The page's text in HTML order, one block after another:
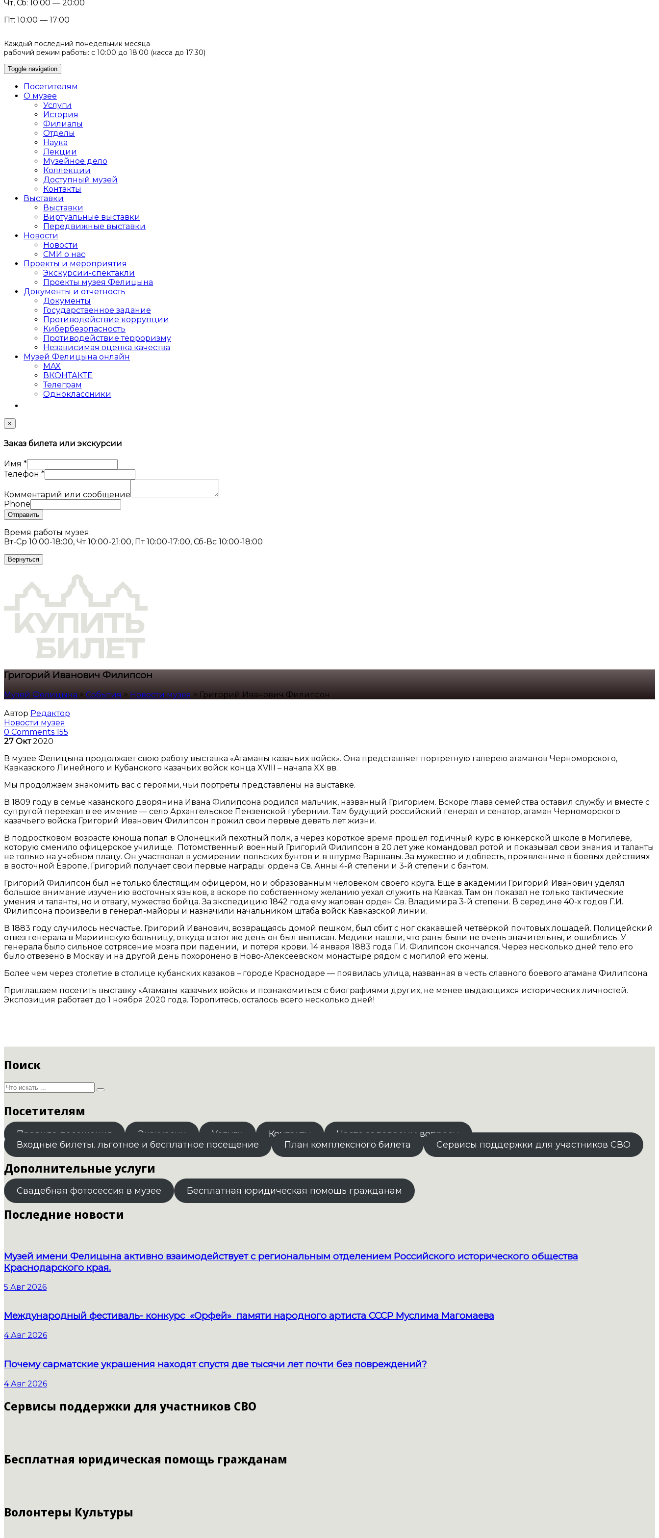
Чт, Сб: 10:00 — 20:00
Пт: 10:00 — 17:00
Каждый последний понедельник месяца
рабочий режим работы: с 10:00 до 18:00 (касса до 17:30)
Toggle navigation
Посетителям
О музее
Услуги
История
Филиалы
Отделы
Наука
Лекции
Музейное дело
Коллекции
Доступный музей
Контакты
Выставки
Выставки
Виртуальные выставки
Передвижные выставки
Новости
Новости
СМИ о нас
Проекты и мероприятия
Экскурсии-спектакли
Проекты музея Фелицына
Документы и отчетность
Документы
Государственное задание
Противодействие коррупции
Кибер­безопасность
Противодействие терроризму
Независимая оценка качества
Музей Фелицына онлайн
MAX
ВКОНТАКТЕ
Телеграм
Одноклассники
×
Заказ билета или экскурсии
Имя *
Телефон *
Комментарий или сообщение
Phone
Отправить
Время работы музея:
Вт-Ср 10:00-18:00, Чт 10:00-21:00, Пт 10:00-17:00, Сб-Вс 10:00-18:00
Вернуться
Григорий Иванович Филипсон
Музей Фелицына > События > Новости музея > Григорий Иванович Филипсон
Автор Редактор
Новости музея
0 Comments 155
27 Окт2020
В музее Фелицына продолжает свою работу выставка «Атаманы казачьих войск». Она представляет портретную галерею атаманов Черноморского,
Кавказского Линейного и Кубанского казачьих войск конца XVIII – начала XX вв.
Мы продолжаем знакомить вас с героями, чьи портреты представлены на выставке.
В 1809 году в семье казанского дворянина Ивана Филипсона родился мальчик, названный Григорием. Вскоре глава семейства оставил службу и вместе с
супругой переехал в ее имение — село Архангельское Пензенской губернии. Там будущий российский генерал и сенатор, атаман Черноморского
казачьего войска Григорий Иванович Филипсон прожил свои первые девять лет жизни.
В подростковом возрасте юноша попал в Олонецкий пехотный полк, а через короткое время прошел годичный курс в юнкерской школе в Могилеве,
которую сменило офицерское училище. Потомственный военный Григорий Филипсон в 20 лет уже командовал ротой и показывал свои знания и таланты
не только на учебном плацу. Он участвовал в усмирении польских бунтов и в штурме Варшавы. За мужество и доблесть, проявленные в боевых действиях
в восточной Европе, Григорий получает свои первые награды: ордена Св. Анны 4-й степени и 3-й степени с бантом.
Григорий Филипсон был не только блестящим офицером, но и образованным человеком своего круга. Еще в академии Григорий Иванович уделял
большое внимание изучению восточных языков, а вскоре по собственному желанию уехал служить на Кавказ. Там он показал не только тактические
умения и таланты, но и отвагу, мужество бойца. За экспедицию 1842 года ему жалован орден Св. Владимира 3-й степени. В середине 40-х годов Г.И.
Филипсона произвели в генерал-майоры и назначили начальником штаба войск Кавказской линии.
В 1883 году случилось несчастье. Григорий Иванович, возвращаясь домой пешком, был сбит с ног скакавшей четвёркой почтовых лошадей. Полицейский
отвез генерала в Мариинскую больницу, откуда в этот же день он был выписан. Медики нашли, что раны были не очень значительны, и ошиблись. У
генерала было сильное сотрясение мозга при падении, и потеря крови. 14 января 1883 года Г.И. Филипсон скончался. Через несколько дней тело его
было отвезено в Москву и на другой день похоронено в Ново-Алексеевском монастыре рядом с могилой его жены.
Более чем через столетие в столице кубанских казаков – городе Краснодаре — появилась улица, названная в честь славного боевого атамана Филипсона.
Приглашаем посетить выставку «Атаманы казачьих войск» и познакомиться с биографиями других, не менее выдающихся исторических личностей.
Экспозиция работает до 1 ноября 2020 года. Торопитесь, осталось всего несколько дней!
Поиск
Посетителям
Правила посещения Экскурсии Услуги Контакты
Часто задаваемы вопросы
Входные билеты. льготное и бесплатное посещение
План комплексного билета Сервисы поддержки для участников СВО
Дополнительные услуги
Свадебная фотосессия в музее Бесплатная юридическая помощь гражданам
Последние новости
Музей имени Фелицына активно взаимодействует с региональным отделением Российского исторического общества
Краснодарского края.
5 Авг 2026
Международный фестиваль- конкурс «Орфей» памяти народного артиста СССР Муслима Магомаева
4 Авг 2026
Почему сарматские украшения находят спустя две тысячи лет почти без повреждений?
4 Авг 2026
Сервисы поддержки для участников СВО
Бесплатная юридическая помощь гражданам
Волонтеры Культуры